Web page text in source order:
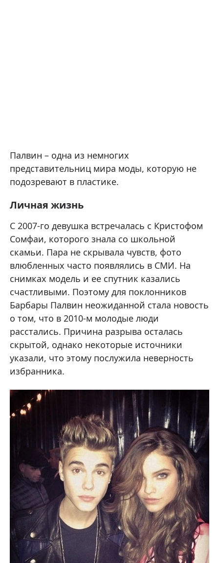
Палвин – одна из немногих
представительниц мира моды, которую не
подозревают в пластике.
Личная жизнь
С 2007-го девушка встречалась с Кристофом
Сомфаи, которого знала со школьной
скамьи. Пара не скрывала чувств, фото
влюбленных часто появлялись в СМИ. На
снимках модель и ее спутник казались
счастливыми. Поэтому для поклонников
Барбары Палвин неожиданной стала новость
о том, что в 2010-м молодые люди
расстались. Причина разрыва осталась
скрытой, однако некоторые источники
указали, что этому послужила неверность
избранника.